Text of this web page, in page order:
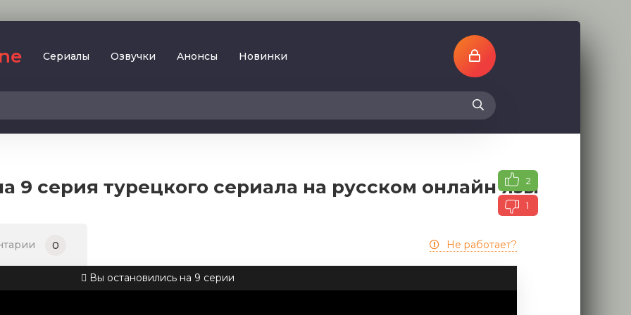
Сериалы
Детектив
Боевик
Oзвучки
AveTurk
Aнoнcы Новинки
серия турецкого сериала на русском онлайн языке
2
1
0 Не работает?
Вы остановились на 9 серии